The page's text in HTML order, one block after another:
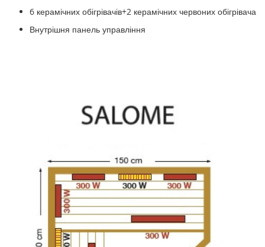
6 керамічних обігрівачів+2 керамічних червоних обігрівача
Внутрішня панель управління